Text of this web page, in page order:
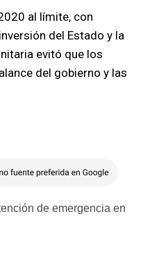
al límite, con
del Estado y la
evitó que los
del gobierno y las